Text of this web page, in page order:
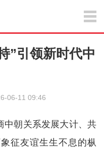
”引领新时代中
06-11 09:46
中朝关系发展大计、共
征友谊生生不息的枞